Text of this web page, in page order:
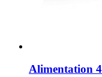
Alimentation